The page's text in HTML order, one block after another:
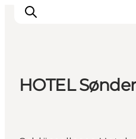
Events
HOTEL